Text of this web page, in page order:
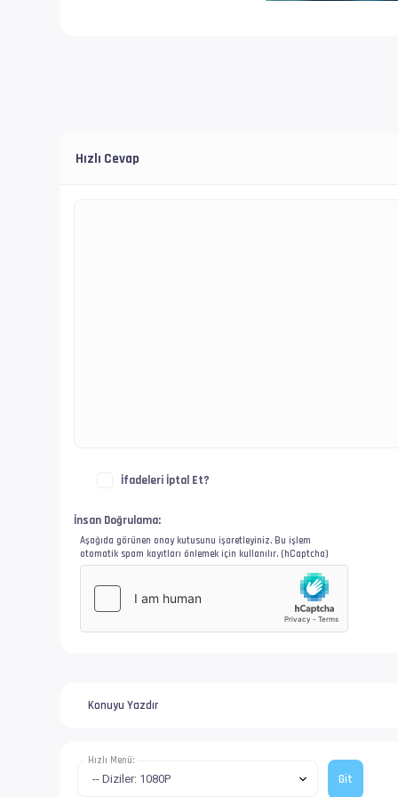
Ses  #2
Hızlı Cevap
İfadeleri İptal Et?
İnsan Doğrulama:
Aşağıda görünen onay kutusunu işaretleyiniz. Bu işlem
otomatik spam kayıtları önlemek için kullanılır. (hCaptcha)
Konuyu Yazdır
Hızlı Menü: